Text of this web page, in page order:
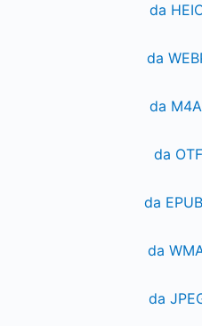
da
da
da
da
da
da
da